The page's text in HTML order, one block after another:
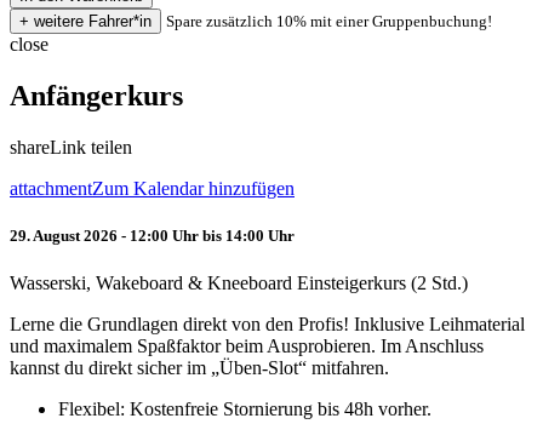
Spare zusätzlich 10% mit einer Gruppenbuchung!
close
Anfängerkurs
shareLink teilen
attachmentZum Kalendar hinzufügen
29. August 2026 - 12:00 Uhr bis 14:00 Uhr
Wasserski, Wakeboard & Kneeboard Einsteigerkurs (2 Std.)
Lerne die Grundlagen direkt von den Profis! Inklusive Leihmaterial
und maximalem Spaßfaktor beim Ausprobieren. Im Anschluss
kannst du direkt sicher im „Üben-Slot“ mitfahren.
Flexibel: Kostenfreie Stornierung bis 48h vorher.